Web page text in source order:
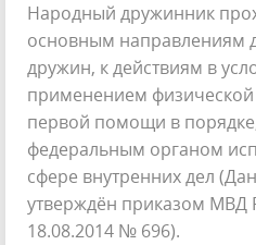
Народный дружинник
основным направлениям
дружин, к действиям в
применением
первой помощи в
федеральным органом
сфере внутренних дел
утверждён
18.08.2014 № 696).